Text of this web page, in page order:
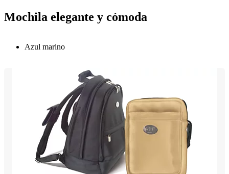
Mochila elegante y cómoda
Azul marino